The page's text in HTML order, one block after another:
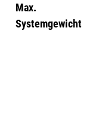
Max.
Systemgewicht